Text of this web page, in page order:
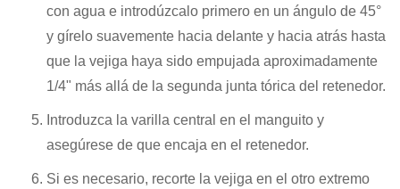
con agua e introdúzcalo primero en un ángulo de 45°
y gírelo suavemente hacia delante y hacia atrás hasta
que la vejiga haya sido empujada aproximadamente
1/4" más allá de la segunda junta tórica del retenedor.
Introduzca la varilla central en el manguito y
asegúrese de que encaja en el retenedor.
Si es necesario, recorte la vejiga en el otro extremo